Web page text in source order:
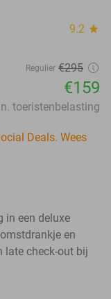
9.2 star
Regulier €295
€159
toeristenbelasting
Deals. Wees
in een deluxe
en
late check-out bij